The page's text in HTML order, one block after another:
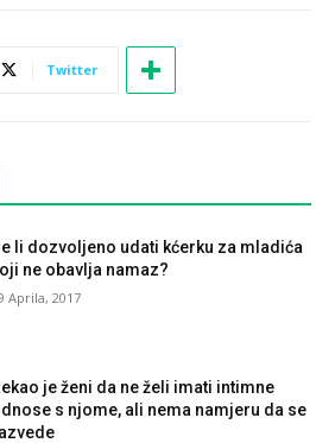
Twitter
li dozvoljeno udati kćerku za mladića
ne obavlja namaz?
Aprila, 2017
je ženi da ne želi imati intimne
s njome, ali nema namjeru da se